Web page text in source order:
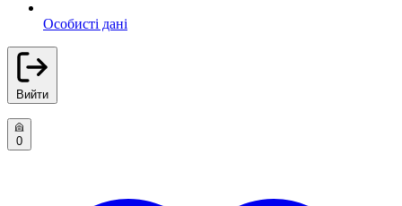
Особисті дані
Вийти
0